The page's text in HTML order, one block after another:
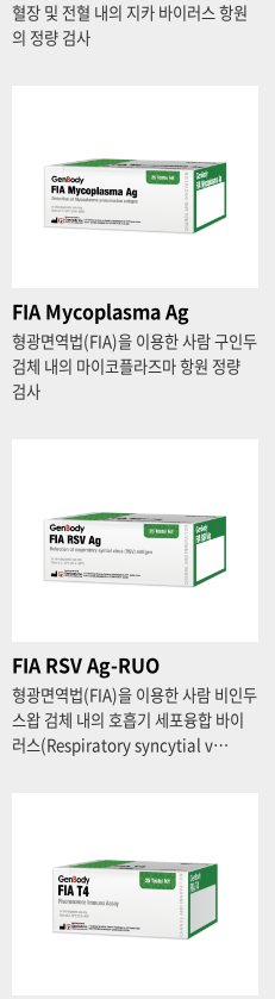
혈장 및 전혈 내의 지카 바이러스 항원
의 정량 검사
FIA Mycoplasma Ag
형광면역법(FIA)을 이용한 사람 구인두
검체 내의 마이코플라즈마 항원 정량
검사
FIA RSV Ag-RUO
형광면역법(FIA)을 이용한 사람 비인두
스왑 검체 내의 호흡기 세포융합 바이
러스(Respiratory syncytial v…